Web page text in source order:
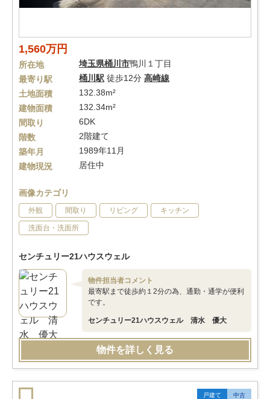
1,560万円
所在地 埼玉県桶川市鴨川１丁目
最寄り駅
桶川駅 徒歩12分 高崎線
土地面積
132.38m²
建物面積
132.34m²
間取り
6DK
階数
2階建て
築年月
1989年11月
建物現況
居住中
画像カテゴリ
外観 間取り リビング キッチン
洗面台・洗面所
センチュリー21ハウスウェル
物件担当者コメント
最寄駅まで徒歩約１2分の為、通勤・通学が便利
です。
センチュリー21ハウスウェル 清水 優大
物件を詳しく見る
戸建て 中古